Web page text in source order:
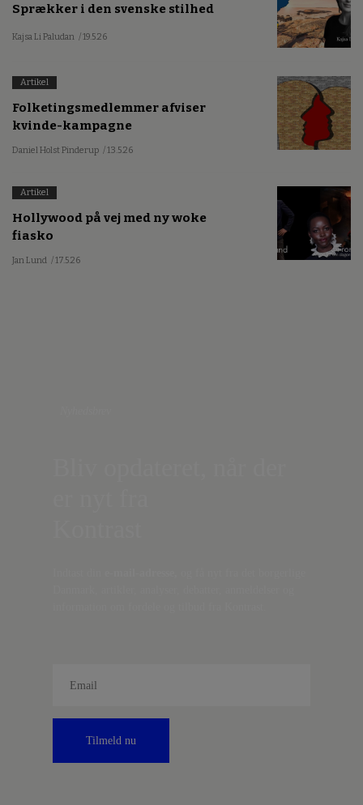
Sprækker i den svenske stilhed
Kajsa Li Paludan / 19.5.26
Artikel
Folketingsmedlemmer afviser
kvinde-kampagne
Daniel Holst Pinderup / 13.5.26
Artikel
Hollywood på vej med ny woke
fiasko
Jan Lund / 17.5.26
Tilmeld nu